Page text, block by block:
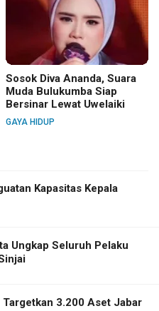
Sosok Diva Ananda, Suara
Muda Bulukumba Siap
Bersinar Lewat Uwelaiki
GAYA HIDUP
Kapasitas Kepala
Ungkap Seluruh Pelaku
Targetkan 3.200 Aset Jabar